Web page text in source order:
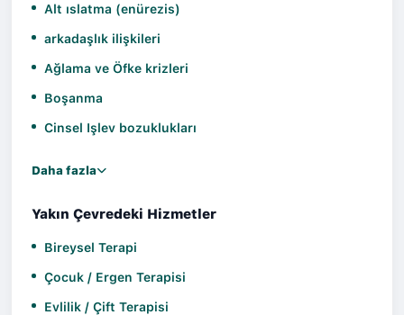
Alt ıslatma (enürezis)
arkadaşlık ilişkileri
Ağlama ve Öfke krizleri
Boşanma
Cinsel Işlev bozuklukları
Daha fazla
Yakın Çevredeki Hizmetler
Bireysel Terapi
Çocuk / Ergen Terapisi
Evlilik / Çift Terapisi